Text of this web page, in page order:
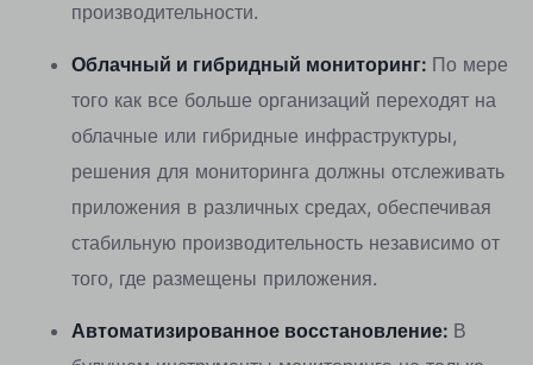
производительности.
Облачный и гибридный мониторинг: По мере
того как все больше организаций переходят на
облачные или гибридные инфраструктуры,
решения для мониторинга должны отслеживать
приложения в различных средах, обеспечивая
стабильную производительность независимо от
того, где размещены приложения.
Автоматизированное восстановление: В